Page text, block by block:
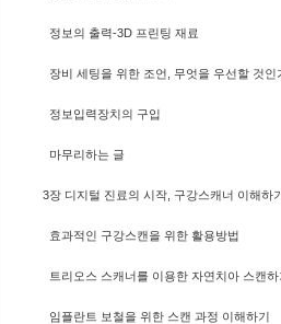
정보의 출력-3D 프린팅 재료
장비 세팅을 위한 조언, 무엇을 우선할 것인
정보입력장치의 구입
마무리하는 글
3장 디지털 진료의 시작, 구강스캐너 이해하
효과적인 구강스캔을 위한 활용방법
트리오스 스캐너를 이용한 자연치아 스캔하
임플란트 보철을 위한 스캔 과정 이해하기